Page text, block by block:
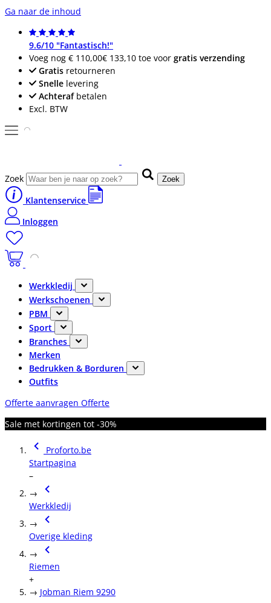
Ga naar de inhoud
9.6/10 "Fantastisch!"
Voeg nog € 110,00€ 133,10 toe voor gratis verzending
Gratis retourneren
Snelle levering
Achterafbetalen
Excl. BTW
Zoek Zoek
Klantenservice
Inloggen
Werkkledij
Werkschoenen
PBM
Sport
Branches
Merken
Bedrukken & Borduren
Outfits
Offerte aanvragen Offerte
Sale met kortingen tot -30%
Proforto.be
Startpagina
–
→
Werkkledij
→
Overige kleding
→
Riemen
+
→ Jobman Riem 9290